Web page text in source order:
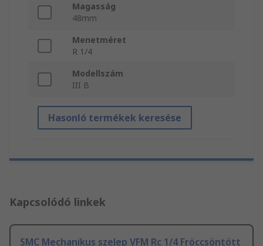
Magasság
48mm
Menetméret
R 1/4
Modellszám
III B
Hasonló termékek keresése
Kapcsolódó linkek
SMC Mechanikus szelep VFM Rc 1/4 Fröccsöntött